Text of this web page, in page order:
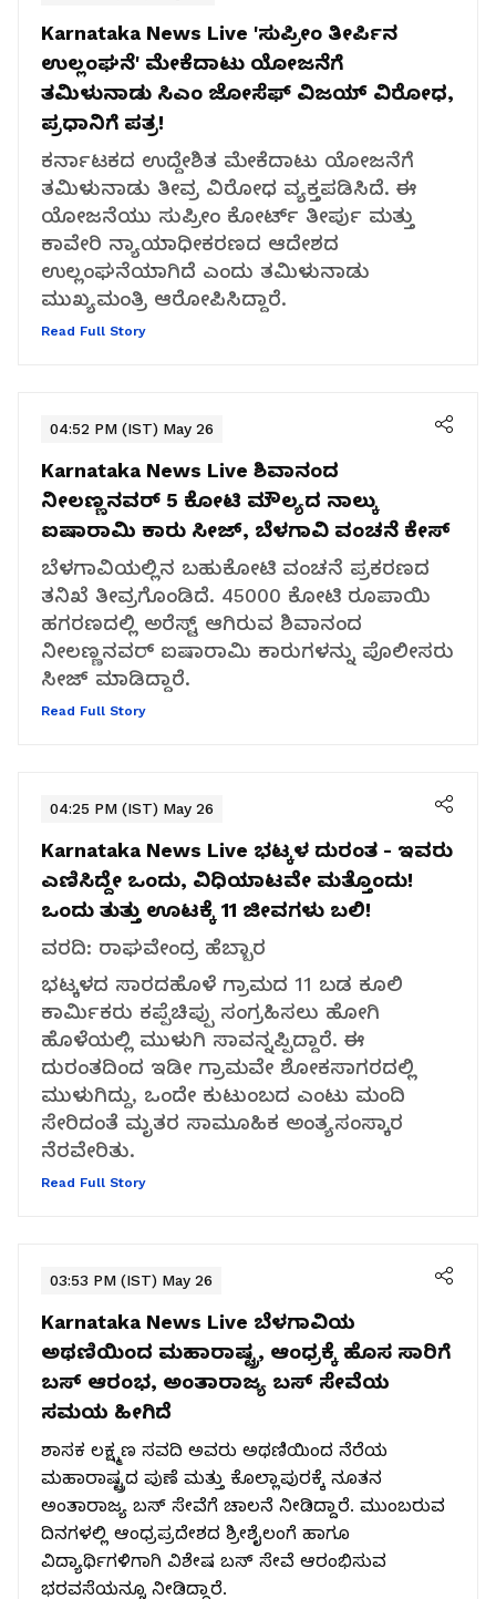
Karnataka News Live 'ಸುಪ್ರೀಂ ತೀರ್ಪಿನ
ಉಲ್ಲಂಘನೆ' ಮೇಕೆದಾಟು ಯೋಜನೆಗೆ
ತಮಿಳುನಾಡು ಸಿಎಂ ಜೋಸೆಫ್‌ ವಿಜಯ್‌ ವಿರೋಧ,
ಪ್ರಧಾನಿಗೆ ಪತ್ರ!
ಕರ್ನಾಟಕದ ಉದ್ದೇಶಿತ ಮೇಕೆದಾಟು ಯೋಜನೆಗೆ
ತಮಿಳುನಾಡು ತೀವ್ರ ವಿರೋಧ ವ್ಯಕ್ತಪಡಿಸಿದೆ. ಈ
ಯೋಜನೆಯು ಸುಪ್ರೀಂ ಕೋರ್ಟ್ ತೀರ್ಪು ಮತ್ತು
ಕಾವೇರಿ ನ್ಯಾಯಾಧೀಕರಣದ ಆದೇಶದ
ಉಲ್ಲಂಘನೆಯಾಗಿದೆ ಎಂದು ತಮಿಳುನಾಡು
ಮುಖ್ಯಮಂತ್ರಿ ಆರೋಪಿಸಿದ್ದಾರೆ.
Read Full Story
04:52 PM (IST) May 26
Karnataka News Live ಶಿವಾನಂದ
ನೀಲಣ್ಣನವರ್ 5 ಕೋಟಿ ಮೌಲ್ಯದ ನಾಲ್ಕು
ಐಷಾರಾಮಿ ಕಾರು ಸೀಜ್, ಬೆಳಗಾವಿ ವಂಚನೆ ಕೇಸ್
ಬೆಳಗಾವಿಯಲ್ಲಿನ ಬಹುಕೋಟಿ ವಂಚನೆ ಪ್ರಕರಣದ
ತನಿಖೆ ತೀವ್ರಗೊಂಡಿದೆ. 45000 ಕೋಟಿ ರೂಪಾಯಿ
ಹಗರಣದಲ್ಲಿ ಅರೆಸ್ಟ್ ಆಗಿರುವ ಶಿವಾನಂದ
ನೀಲಣ್ಣನವರ್ ಐಷಾರಾಮಿ ಕಾರುಗಳನ್ನು ಪೊಲೀಸರು
ಸೀಜ್ ಮಾಡಿದ್ದಾರೆ.
Read Full Story
04:25 PM (IST) May 26
Karnataka News Live ಭಟ್ಕಳ ದುರಂತ - ಇವರು
ಎಣಿಸಿದ್ದೇ ಒಂದು, ವಿಧಿಯಾಟವೇ ಮತ್ತೊಂದು!
ಒಂದು ತುತ್ತು ಊಟಕ್ಕೆ 11 ಜೀವಗಳು ಬಲಿ!
ವರದಿ: ರಾಘವೇಂದ್ರ ಹೆಬ್ಬಾರ
ಭಟ್ಕಳದ ಸಾರದಹೊಳೆ ಗ್ರಾಮದ 11 ಬಡ ಕೂಲಿ
ಕಾರ್ಮಿಕರು ಕಪ್ಪೆಚಿಪ್ಪು ಸಂಗ್ರಹಿಸಲು ಹೋಗಿ
ಹೊಳೆಯಲ್ಲಿ ಮುಳುಗಿ ಸಾವನ್ನಪ್ಪಿದ್ದಾರೆ. ಈ
ದುರಂತದಿಂದ ಇಡೀ ಗ್ರಾಮವೇ ಶೋಕಸಾಗರದಲ್ಲಿ
ಮುಳುಗಿದ್ದು, ಒಂದೇ ಕುಟುಂಬದ ಎಂಟು ಮಂದಿ
ಸೇರಿದಂತೆ ಮೃತರ ಸಾಮೂಹಿಕ ಅಂತ್ಯಸಂಸ್ಕಾರ
ನೆರವೇರಿತು.
Read Full Story
03:53 PM (IST) May 26
Karnataka News Live ಬೆಳಗಾವಿಯ
ಅಥಣಿಯಿಂದ ಮಹಾರಾಷ್ಟ್ರ, ಆಂಧ್ರಕ್ಕೆ ಹೊಸ ಸಾರಿಗೆ
ಬಸ್ ಆರಂಭ, ಅಂತಾರಾಜ್ಯ ಬಸ್ ಸೇವೆಯ
ಸಮಯ ಹೀಗಿದೆ
ಶಾಸಕ ಲಕ್ಷ್ಮಣ ಸವದಿ ಅವರು ಅಥಣಿಯಿಂದ ನೆರೆಯ
ಮಹಾರಾಷ್ಟ್ರದ ಪುಣೆ ಮತ್ತು ಕೊಲ್ಲಾಪುರಕ್ಕೆ ನೂತನ
ಅಂತಾರಾಜ್ಯ ಬಸ್ ಸೇವೆಗೆ ಚಾಲನೆ ನೀಡಿದ್ದಾರೆ. ಮುಂಬರುವ
ದಿನಗಳಲ್ಲಿ ಆಂಧ್ರಪ್ರದೇಶದ ಶ್ರೀಶೈಲಂಗೆ ಹಾಗೂ
ವಿದ್ಯಾರ್ಥಿಗಳಿಗಾಗಿ ವಿಶೇಷ ಬಸ್ ಸೇವೆ ಆರಂಭಿಸುವ
ಭರವಸೆಯನ್ನೂ ನೀಡಿದ್ದಾರೆ.